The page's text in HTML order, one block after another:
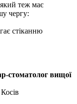
теж має
чергу:
стіканню
стоматолог вищої